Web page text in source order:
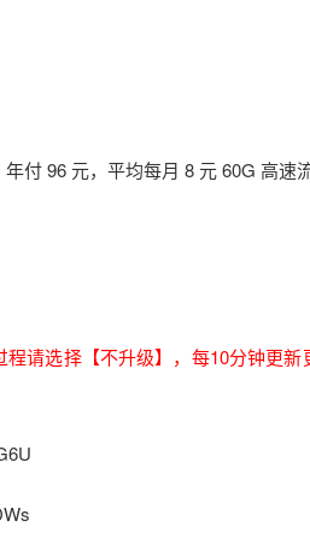
付 96 元，平均每月 8 元 60G 高速
请选择【不升级】，每10分钟更